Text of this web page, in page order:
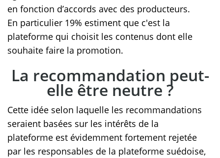
en fonction d’accords avec des producteurs.
En particulier 19% estiment que c'est la
plateforme qui choisit les contenus dont elle
souhaite faire la promotion.
La recommandation peut-
elle être neutre ?
Cette idée selon laquelle les recommandations
seraient basées sur les intérêts de la
plateforme est évidemment fortement rejetée
par les responsables de la plateforme suédoise,